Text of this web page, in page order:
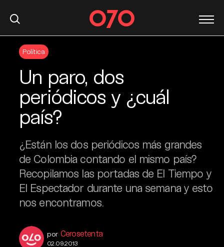
Política
Un paro, dos
periódicos y ¿cuál
país?
¿Están los dos periódicos más grandes
de Colombia contando el mismo país?
Recopilamos las portadas de El Tiempo y
El Espectador durante una semana y esto
nos encontramos.
por Cerosetenta
02.09.2013